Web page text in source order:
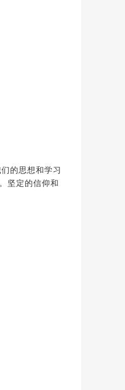
的思想和学习
坚定的信仰和